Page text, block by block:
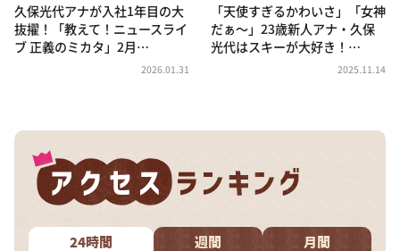
相席食堂
これ余談なんですけど・・・
～人生密着トークバラエティ！～ やすとものいたっ
河合＆A.B.C-Z塚田×福井アナ「なんでやねん！？」
（news おかえり）
DAIGOも台所 ～きょうの献立 何にする？～
本日はダイアンなり！シーズン２
久保光代アナが入社1年目の大
抜擢！「教えて！ニュースライ
ブ 正義のミカタ」2月…
2026.01.31
「天使すぎるかわいさ」「女神
だぁ～」23歳新人アナ・久保
光代はスキーが大好き！…
2025.11.14
24時間 週間 月間